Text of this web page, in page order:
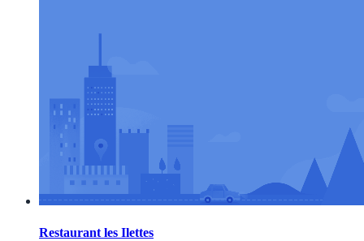
Restaurant les Ilettes